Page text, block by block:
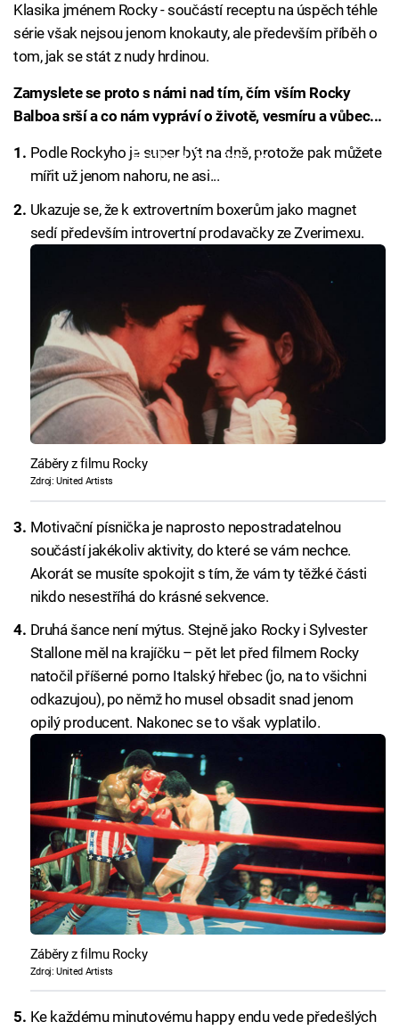
Klasika jménem Rocky - součástí receptu na úspěch téhle
série však nejsou jenom knokauty, ale především příběh o
tom, jak se stát z nudy hrdinou.
Zamyslete se proto s námi nad tím, čím vším Rocky
Balboa srší a co nám vypráví o životě, vesmíru a vůbec...
Failed to fetch
Podle Rockyho je super být na dně, protože pak můžete
mířit už jenom nahoru, ne asi...
Ukazuje se, že k extrovertním boxerům jako magnet
sedí především introvertní prodavačky ze Zverimexu.
Záběry z filmu Rocky
Zdroj: United Artists
Motivační písnička je naprosto nepostradatelnou
součástí jakékoliv aktivity, do které se vám nechce.
Akorát se musíte spokojit s tím, že vám ty těžké části
nikdo nesestříhá do krásné sekvence.
Druhá šance není mýtus. Stejně jako Rocky i Sylvester
Stallone měl na krajíčku – pět let před filmem Rocky
natočil příšerné porno Italský hřebec (jo, na to všichni
odkazujou), po němž ho musel obsadit snad jenom
opilý producent. Nakonec se to však vyplatilo.
Záběry z filmu Rocky
Zdroj: United Artists
Ke každému minutovému happy endu vede předešlých